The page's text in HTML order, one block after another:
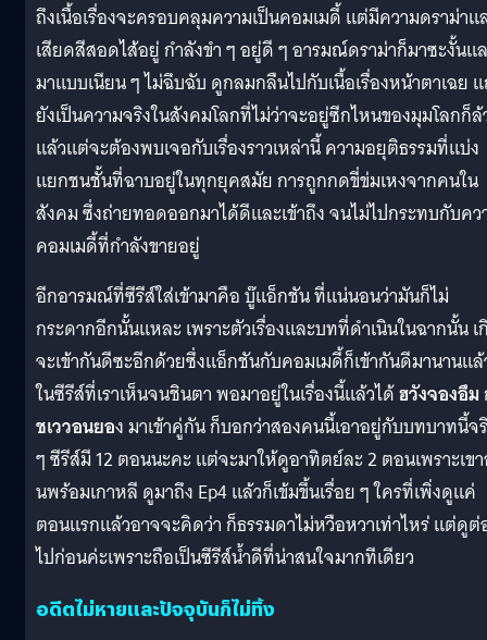
ถึงเนื้อเรื่องจะครอบคลุมความเป็นคอมเมดี้ แต่มีความดราม่าแ
เสียดสีสอดไส้อยู่ กำลังขำ ๆ อยู่ดี ๆ อารมณ์ดราม่าก็มาซะงั้นแ
มาแบบเนียน ๆ ไม่ฉึบฉับ ดูกลมกลืนไปกับเนื้อเรื่องหน้าตาเฉย
ยังเป็นความจริงในสังคมโลกที่ไม่ว่าจะอยู่ซีกไหนของมุมโลกก็
แล้วแต่จะต้องพบเจอกับเรื่องราวเหล่านี้ ความอยุติธรรมที่แบ่ง
แยกชนชั้นที่ฉาบอยู่ในทุกยุคสมัย การถูกกดขี่ข่มเหงจากคนใน
สังคม ซึ่งถ่ายทอดออกมาได้ดีและเข้าถึง จนไม่ไปกระทบกับคว
คอมเมดี้ที่กำลังขายอยู่
อีกอารมณ์ที่ซีรีส์ใส่เข้ามาคือ บู๊แอ็กชัน ที่แน่นอนว่ามันก็ไม่
กระดากอีกนั้นแหละ เพราะตัวเรื่องและบทที่ดำเนินในฉากนั้น
จะเข้ากันดีซะอีกด้วยซึ่งแอ็กชันกับคอมเมดี้ก็เข้ากันดีมานานแ
ในซีรีส์ที่เราเห็นจนชินตา พอมาอยู่ในเรื่องนี้แล้วได้ฮวังจองอึม
ชเววอนยอง มาเข้าคู่กัน ก็บอกว่าสองคนนี้เอาอยู่กับบทบาทนี้จ
ๆ ซีรีส์มี 12 ตอนนะคะ แต่จะมาให้ดูอาทิตย์ละ 2 ตอนเพราะเข
นพร้อมเกาหลี ดูมาถึง Ep4 แล้วก็เข้มขึ้นเรื่อย ๆ ใครที่เพิ่งดูแค่
ตอนแรกแล้วอาจจะคิดว่า ก็ธรรมดาไม่หวือหวาเท่าไหร่ แต่ดูต่
ไปก่อนค่ะเพราะถือเป็นซีรีส์น้ำดีที่น่าสนใจมากทีเดียว
อดีตไม่หายและปัจจุบันก็ไม่ทิ้ง